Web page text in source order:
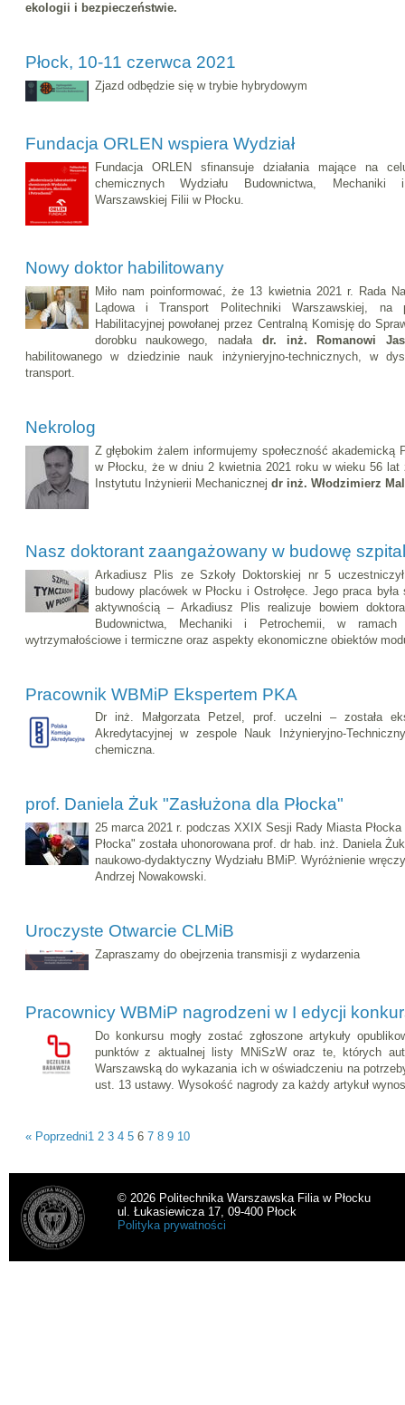
ekologii i bezpieczeństwie.
Płock, 10-11 czerwca 2021
Zjazd odbędzie się w trybie hybrydowym
Fundacja ORLEN wspiera Wydział
Fundacja ORLEN sfinansuje działania mające na
chemicznych Wydziału Budownictwa,
Warszawskiej Filii w Płocku.
Nowy doktor habilitowany
Miło nam poinformować, że 13 kwietnia 2021 r. Rada
Lądowa i Transport Politechniki Warszawskiej, na
Habilitacyjnej powołanej przez Centralną Komisję do
dorobku naukowego, nadała dr. inż. Romanowi
habilitowanego w dziedzinie nauk inżynieryjno-technicznych, w
transport.
Nekrolog
Z głębokim żalem informujemy społeczność akademicką
w Płocku, że w dniu 2 kwietnia 2021 roku w wieku 56 lat
Instytutu Inżynierii Mechanicznej dr inż. Włodzimierz
Nasz doktorant zaangażowany w budowę
Arkadiusz Plis ze Szkoły Doktorskiej nr 5
budowy placówek w Płocku i Ostrołęce. Jego praca
aktywnością – Arkadiusz Plis realizuje bowiem
Budownictwa, Mechaniki i Petrochemii, w ramach
wytrzymałościowe i termiczne oraz aspekty ekonomiczne obiektów
Pracownik WBMiP Ekspertem PKA
Dr inż. Małgorzata Petzel, prof. uczelni – została
Akredytacyjnej w zespole Nauk Inżynieryjno-
chemiczna.
prof. Daniela Żuk "Zasłużona dla Płocka"
25 marca 2021 r. podczas XXIX Sesji Rady Miasta Płocka
Płocka" została uhonorowana prof. dr hab. inż. Daniela
naukowo-dydaktyczny Wydziału BMiP. Wyróżnienie
Andrzej Nowakowski.
Uroczyste Otwarcie CLMiB
Zapraszamy do obejrzenia transmisji z wydarzenia
Pracownicy WBMiP nagrodzeni w I edycji
Do konkursu mogły zostać zgłoszone artykuły
punktów z aktualnej listy MNiSzW oraz te, których
Warszawską do wykazania ich w oświadczeniu na
ust. 13 ustawy. Wysokość nagrody za każdy artykuł
« Poprzedni1 2 3 4 5 6 7 8 9 10
© 2026 Politechnika Warszawska Filia w Płocku
ul. Łukasiewicza 17, 09-400 Płock
Polityka prywatności